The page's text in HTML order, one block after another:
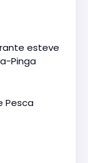
esteve
Pinga
Pesca